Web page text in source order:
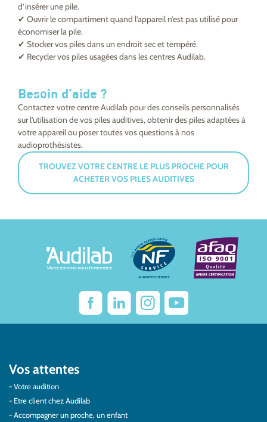
d’insérer une pile.
✔ Ouvrir le compartiment quand l’appareil n’est pas utilisé pour
économiser la pile.
✔ Stocker vos piles dans un endroit sec et tempéré.
✔ Recycler vos piles usagées dans les centres Audilab.
Besoin d’aide ?
Contactez votre centre Audilab pour des conseils personnalisés
sur l’utilisation de vos piles auditives, obtenir des piles adaptées à
votre appareil ou poser toutes vos questions à nos
audioprothésistes.
TROUVEZ VOTRE CENTRE LE PLUS PROCHE POUR
ACHETER VOS PILES AUDITIVES
Vos attentes
Votre audition
Etre client chez Audilab
Accompagner un proche, un enfant